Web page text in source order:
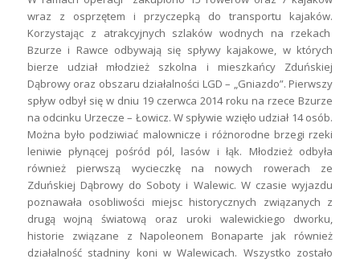
leniwie płynącej pośród pól, lasów i łąk. Młodzież odbyła
również pierwszą wycieczkę na nowych rowerach ze
Zduńskiej Dąbrowy do Soboty i Walewic. W czasie wyjazdu
poznawała osobliwości miejsc historycznych związanych z
drugą wojną światową oraz uroki walewickiego dworku,
historie związane z Napoleonem Bonaparte jak również
działalność stadniny koni w Walewicach. Wszystko zostało
opowiedziane i przedstawione przez Pana Henryka
Warszawskiego.
Dzięki zakupom sprzętu turystycznego, uatrakcyjniły się formy
realizacji lekcji programowych w ramach nauk przyrodniczych
oraz zajęć z wychowania fizycznego jak również zajęć
pozalekcyjnych. Wszystkie działania zmierzają w kierunku
popularyzacji turystyki rowerowej i kajakowej wśród młodzieży
i osób dorosłych jak również promocji walorów ziemi łowickiej.